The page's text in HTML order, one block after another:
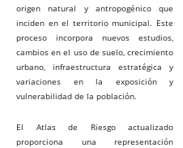
origen natural y antropogénico que
inciden en el territorio municipal. Este
proceso incorpora nuevos estudios,
cambios en el uso de suelo, crecimiento
urbano, infraestructura estratégica y
variaciones en la exposición y
vulnerabilidad de la población.
El Atlas de Riesgo actualizado
proporciona una representación